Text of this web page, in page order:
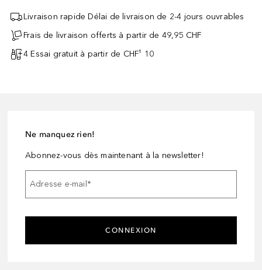
Livraison rapide Délai de livraison de 2-4 jours ouvrables
Frais de livraison offerts à partir de 49,95 CHF
4 Essai gratuit à partir de CHF¹ 10
Ne manquez rien!
Abonnez-vous dès maintenant à la newsletter!
Adresse e-mail*
CONNEXION